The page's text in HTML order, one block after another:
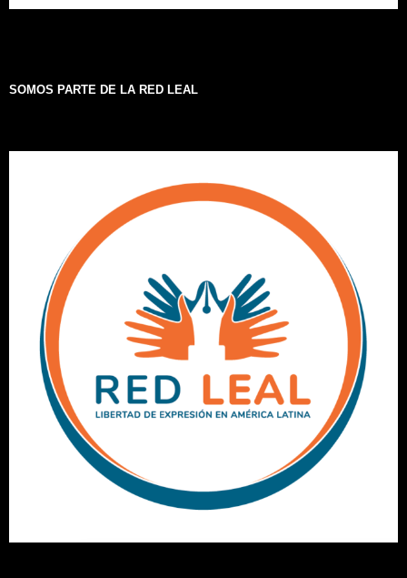
SOMOS PARTE DE LA RED LEAL